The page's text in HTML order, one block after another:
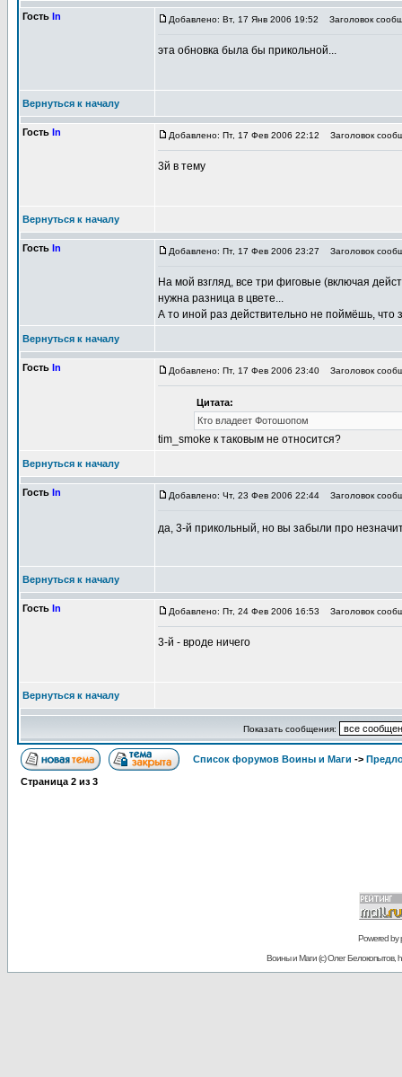
Гость In Добавлено: Вт, 17 Янв 2006 19:52 Заголовок
эта обновка была бы прикольной...
Вернуться к началу
Гость In Добавлено: Пт, 17 Фев 2006 22:12 Заголовок
3й в тему
Вернуться к началу
Гость In Добавлено: Пт, 17 Фев 2006 23:27 Заголовок
На мой взгляд, все три фиговые (включая
нужна разница в цвете...
А то иной раз действительно не поймёшь, что
Вернуться к началу
Гость In Добавлено: Пт, 17 Фев 2006 23:40 Заголовок
Цитата:
Кто владеет Фотошопом
tim_smoke к таковым не относится?
Вернуться к началу
Гость In Добавлено: Чт, 23 Фев 2006 22:44 Заголовок
да, 3-й прикольный, но вы забыли про
Вернуться к началу
Гость In Добавлено: Пт, 24 Фев 2006 16:53 Заголовок
3-й - вроде ничего
Вернуться к началу
Показать сообщения:
Список форумов Воины и Маги ->
Страница 2 из 3
Powered by
Воины и Маги (c) Олег Белокопытов,